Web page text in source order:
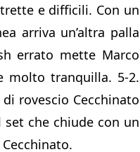
e difficili. Con un
arriva un’altra palla
errato mette Marco
molto tranquilla. 5-2.
rovescio Cecchinato
che chiude con un